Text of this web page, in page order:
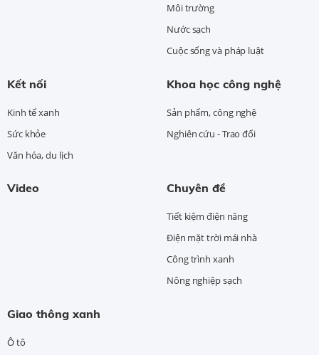
Môi trường
Nước sạch
Cuộc sống và pháp luật
Kết nối
Kinh tế xanh
Sức khỏe
Văn hóa, du lịch
Khoa học công nghệ
Sản phẩm, công nghệ
Nghiên cứu - Trao đổi
Video Chuyên đề
Tiết kiệm điện năng
Điện mặt trời mái nhà
Công trình xanh
Nông nghiệp sạch
Giao thông xanh
Ô tô